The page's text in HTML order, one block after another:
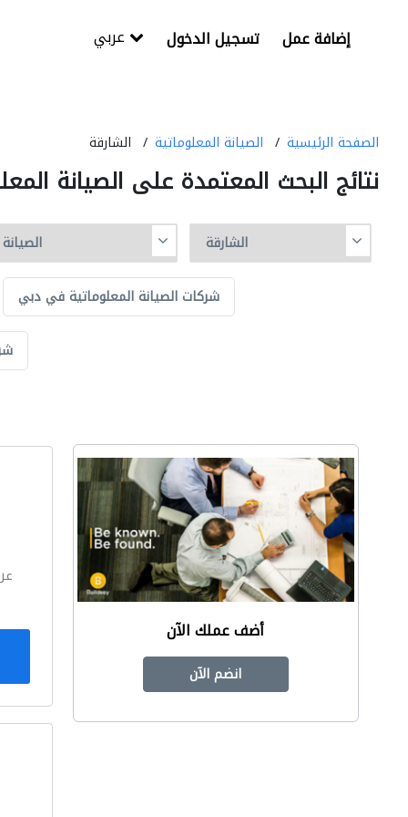
تسجيل الدخول إضافة عمل
الصفحة الرئيسية الصيانة المعلوماتية الشارقة
نتائج البحث المعتمدة على الصيانة
شركات الصيانة المعلوماتية في دبي
أضف عملك الآن
انضم الآن